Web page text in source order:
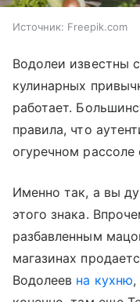
Источник: Freepik.com
Водолеи известны
кулинарных
работает.
правила, что
огуречном рассоле
Именно так, а вы
этого знака.
разбавленным
магазинах
Водолеев на кухню,